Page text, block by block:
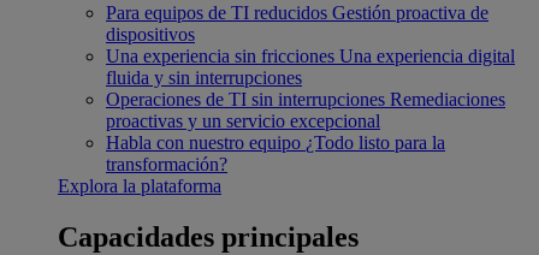
Para equipos de TI reducidos Gestión proactiva de
dispositivos
Una experiencia sin fricciones Una experiencia digital
fluida y sin interrupciones
Operaciones de TI sin interrupciones Remediaciones
proactivas y un servicio excepcional
Habla con nuestro equipo ¿Todo listo para la
transformación?
Explora la plataforma
Capacidades principales